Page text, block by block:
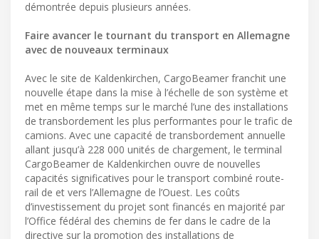
démontrée depuis plusieurs années.
Faire avancer le tournant du transport en Allemagne
avec de nouveaux terminaux
Avec le site de Kaldenkirchen, CargoBeamer franchit une
nouvelle étape dans la mise à l’échelle de son système et
met en même temps sur le marché l’une des installations
de transbordement les plus performantes pour le trafic de
camions. Avec une capacité de transbordement annuelle
allant jusqu’à 228 000 unités de chargement, le terminal
CargoBeamer de Kaldenkirchen ouvre de nouvelles
capacités significatives pour le transport combiné route-
rail de et vers l’Allemagne de l’Ouest. Les coûts
d’investissement du projet sont financés en majorité par
l’Office fédéral des chemins de fer dans le cadre de la
directive sur la promotion des installations de